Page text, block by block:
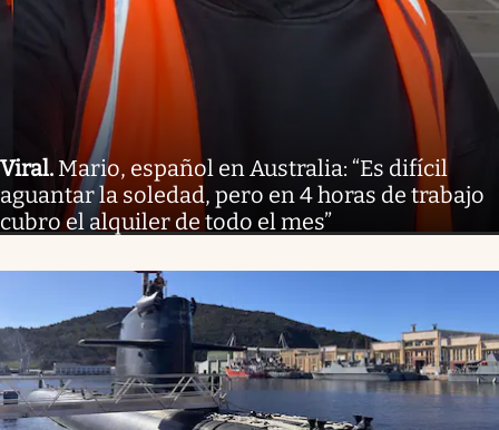
Viral. Mario, español en Australia: “Es difícil
aguantar la soledad, pero en 4 horas de trabajo
cubro el alquiler de todo el mes”